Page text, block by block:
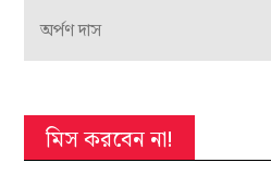
অর্পণ দাস
মিস করবেন না!